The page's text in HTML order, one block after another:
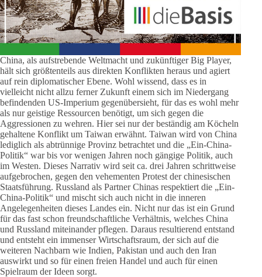
China, als aufstrebende Weltmacht und zukünftiger Big Player,
hält sich größtenteils aus direkten Konflikten heraus und agiert
auf rein diplomatischer Ebene. Wohl wissend, dass es in
vielleicht nicht allzu ferner Zukunft einem sich im Niedergang
befindenden US-Imperium gegenübersieht, für das es wohl mehr
als nur geistige Ressourcen benötigt, um sich gegen die
Aggressionen zu wehren. Hier sei nur der beständig am Köcheln
gehaltene Konflikt um Taiwan erwähnt. Taiwan wird von China
lediglich als abtrünnige Provinz betrachtet und die „Ein-China-
Politik“ war bis vor wenigen Jahren noch gängige Politik, auch
im Westen. Dieses Narrativ wird seit ca. drei Jahren schrittweise
aufgebrochen, gegen den vehementen Protest der chinesischen
Staatsführung. Russland als Partner Chinas respektiert die „Ein-
China-Politik“ und mischt sich auch nicht in die inneren
Angelegenheiten dieses Landes ein. Nicht nur das ist ein Grund
für das fast schon freundschaftliche Verhältnis, welches China
und Russland miteinander pflegen. Daraus resultierend entstand
und entsteht ein immenser Wirtschaftsraum, der sich auf die
weiteren Nachbarn wie Indien, Pakistan und auch den Iran
auswirkt und so für einen freien Handel und auch für einen
Spielraum der Ideen sorgt.